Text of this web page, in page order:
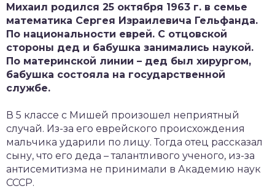
Михаил родился 25 октября 1963 г. в семье
математика Сергея Израилевича Гельфанда.
По национальности еврей. С отцовской
стороны дед и бабушка занимались наукой.
По материнской линии – дед был хирургом,
бабушка состояла на государственной
службе.
В 5 классе с Мишей произошел неприятный
случай. Из-за его еврейского происхождения
мальчика ударили по лицу. Тогда отец рассказал
сыну, что его деда – талантливого ученого, из-за
антисемитизма не принимали в Академию наук
СССР.